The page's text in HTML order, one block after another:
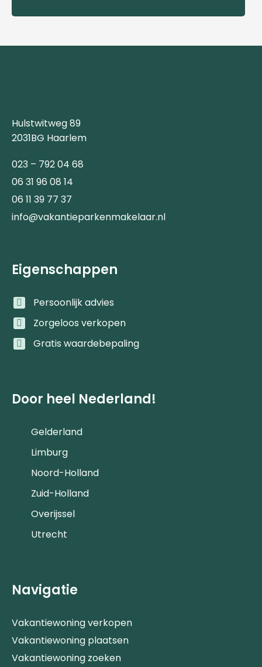
Hulstwitweg 89
2031BG Haarlem
023 – 792 04 68
06 31 96 08 14
06 11 39 77 37
info@vakantieparkenmakelaar.nl
Eigenschappen
Persoonlijk advies
Zorgeloos verkopen
Gratis waardebepaling
Door heel Nederland!
Gelderland
Limburg
Noord-Holland
Zuid-Holland
Overijssel
Utrecht
Navigatie
Vakantiewoning verkopen
Vakantiewoning plaatsen
Vakantiewoning zoeken